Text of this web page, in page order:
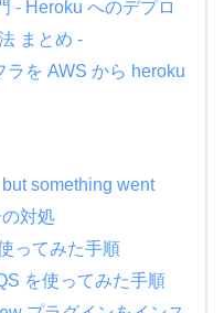
- Heroku へのデプロ
まとめ -
ラを AWS から heroku
something went
対処
ってみた手順
を使ってみた手順